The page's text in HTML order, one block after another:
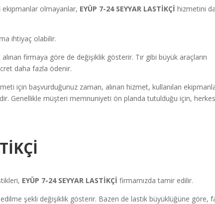
ekipmanlar olmayanlar, EYÜP 7-24 SEYYAR LASTİKÇİhizmetini
ihtiyaç olabilir.
firmaya göre de değişiklik gösterir. Tır gibi büyük araçların
daha fazla ödenir.
için başvurduğunuz zaman, alınan hizmet, kullanılan
Genellikle müşteri memnuniyeti ön planda tutulduğu için,
EYÜP 7-24 SEYYAR LASTİKÇİfirmamızda tamir edilir.
şekli değişiklik gösterir. Bazen de lastik büyüklüğüne göre,